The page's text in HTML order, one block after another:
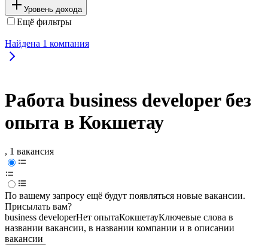
Уровень дохода
Ещё фильтры
Найдена 1 компания
Работа business developer без
опыта в Кокшетау
, 1 вакансия
По вашему запросу ещё будут появляться новые вакансии.
Присылать вам?
business developerНет опытаКокшетауКлючевые слова в
названии вакансии, в названии компании и в описании
вакансии